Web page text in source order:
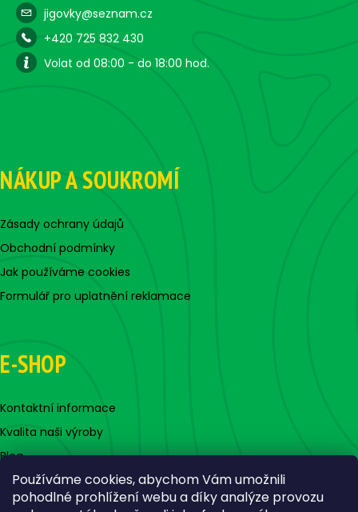
Používáme cookies, abychom Vám umožnili
pohodlné prohlížení webu a díky analýze provozu
jigovky@seznam.cz
+420 725 832 430
Volat od 08:00 - do 18:00 hod.
NÁKUP A SOUKROMÍ
Zásady ochrany údajů
Obchodní podmínky
Jak používáme cookies
Formulář pro uplatnění reklamace
E-SHOP
Kontaktní informace
Kvalita naši výroby
Blog